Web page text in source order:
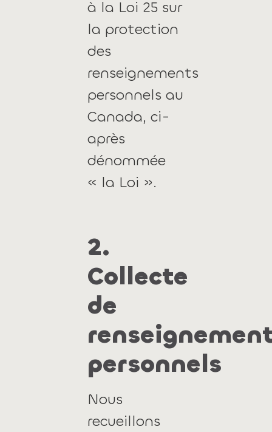
à la Loi 25 sur
la protection
des
renseignements
personnels au
Canada, ci-
après
dénommée
« la Loi ».
2.
Collecte
de
personnels
Nous
recueillons